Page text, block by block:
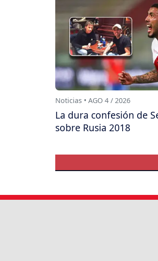
Noticias • AGO 4 / 2026
La dura confesión de
sobre Rusia 2018